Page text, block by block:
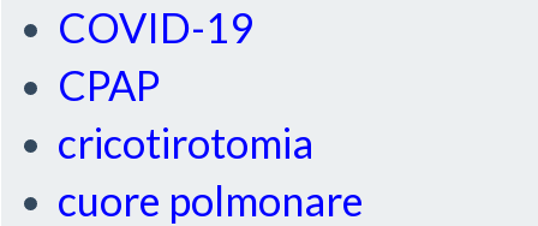
COVID-19
CPAP
cricotirotomia
cuore polmonare